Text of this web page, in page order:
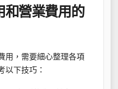
和營業費用的
用，需要細心整理各項
以下技巧：